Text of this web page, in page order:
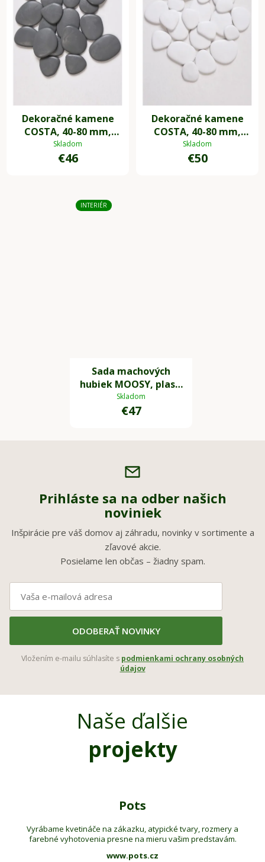
Dekoračné kamene
COSTA, 40-80 mm,
plast, sivá
Skladom
€46
Dekoračné kamene
COSTA, 40-80 mm,
plast, biela
Skladom
€50
INTERIÉR
Sada machových
hubiek MOOSY, plast,
zelená
Skladom
€47
Prihláste sa na odber našich
noviniek
Inšpirácie pre váš domov aj záhradu, novinky v sortimente a
zľavové akcie.
Posielame len občas – žiadny spam.
ODOBERAŤ NOVINKY
Vložením e-mailu súhlasíte s podmienkami ochrany osobných
údajov
Naše ďalšie
projekty
Pots
Vyrábame kvetináče na zákazku, atypické tvary, rozmery a
farebné vyhotovenia presne na mieru vašim predstavám.
www.pots.cz